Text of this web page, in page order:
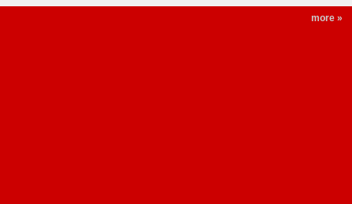
more »